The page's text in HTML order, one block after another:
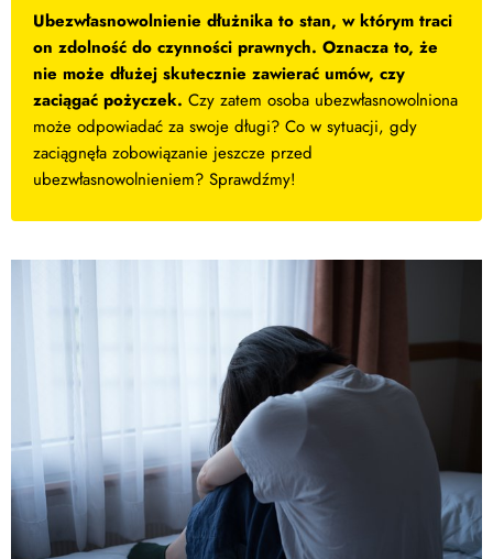
Ubezwłasnowolnienie dłużnika to stan, w którym traci
on zdolność do czynności prawnych. Oznacza to, że
nie może dłużej skutecznie zawierać umów, czy
zaciągać pożyczek. Czy zatem osoba ubezwłasnowolniona
może odpowiadać za swoje długi? Co w sytuacji, gdy
zaciągnęła zobowiązanie jeszcze przed
ubezwłasnowolnieniem? Sprawdźmy!